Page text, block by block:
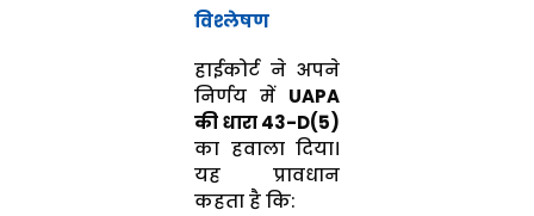
विश्लेषण
हाईकोर्ट ने अपने
निर्णय में UAPA
की धारा 43-D(5)
का हवाला दिया।
यह प्रावधान
कहता है कि: